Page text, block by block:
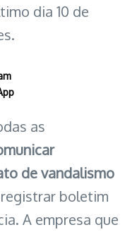
dia 10 de
as
de vandalismo
boletim
A empresa que